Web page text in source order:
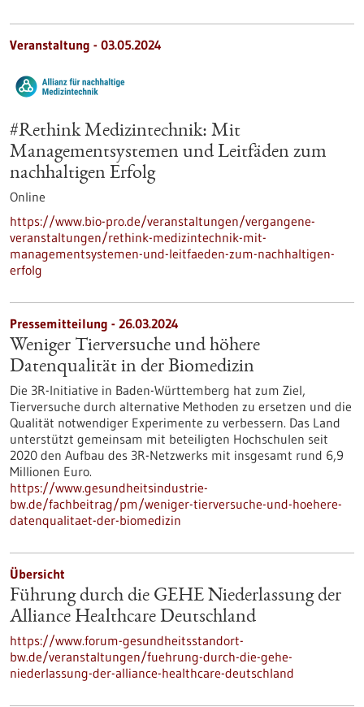
Veranstaltung - 03.05.2024
#Rethink Medizintechnik: Mit
Managementsystemen und Leitfäden zum
nachhaltigen Erfolg
Online
https://www.bio-pro.de/veranstaltungen/vergangene-
veranstaltungen/rethink-medizintechnik-mit-
managementsystemen-und-leitfaeden-zum-nachhaltigen-
erfolg
Pressemitteilung - 26.03.2024
Weniger Tierversuche und höhere
Datenqualität in der Biomedizin
Die 3R-Initiative in Baden-Württemberg hat zum Ziel,
Tierversuche durch alternative Methoden zu ersetzen und die
Qualität notwendiger Experimente zu verbessern. Das Land
unterstützt gemeinsam mit beteiligten Hochschulen seit
2020 den Aufbau des 3R-Netzwerks mit insgesamt rund 6,9
Millionen Euro.
https://www.gesundheitsindustrie-
bw.de/fachbeitrag/pm/weniger-tierversuche-und-hoehere-
datenqualitaet-der-biomedizin
Übersicht
Führung durch die GEHE Niederlassung der
Alliance Healthcare Deutschland
https://www.forum-gesundheitsstandort-
bw.de/veranstaltungen/fuehrung-durch-die-gehe-
niederlassung-der-alliance-healthcare-deutschland